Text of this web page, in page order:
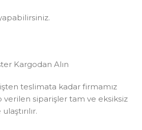
Kargodan Alın
teslimata kadar firmamız
verilen siparişler tam ve eksiksiz